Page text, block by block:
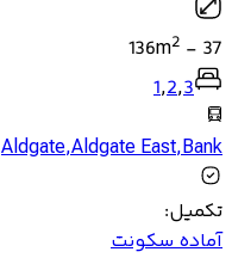
37
-
136m2
1,2,3
Aldgate,Aldgate East,Bank
تکمیل:
آماده سکونت